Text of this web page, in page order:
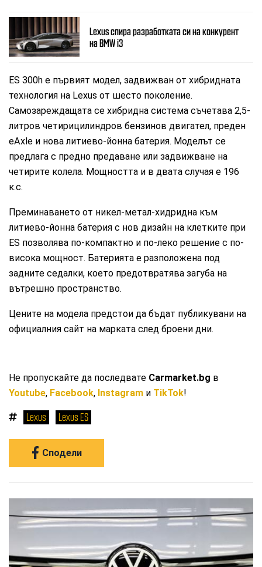
Lexus спира разработката си на конкурент
на BMW i3
ES 300h е първият модел, задвижван от хибридната
технология на Lexus от шесто поколение.
Самозареждащата се хибридна система съчетава 2,5-
литров четирицилиндров бензинов двигател, преден
eAxle и нова литиево-йонна батерия. Моделът се
предлага с предно предаване или задвижване на
четирите колела. Мощността и в двата случая е 196
к.с.
Преминаването от никел-метал-хидридна към
литиево-йонна батерия с нов дизайн на клетките при
ES позволява по-компактно и по-леко решение с по-
висока мощност. Батерията е разположена под
задните седалки, което предотвратява загуба на
вътрешно пространство.
Цените на модела предстои да бъдат публикувани на
официалния сайт на марката след броени дни.
Не пропускайте да последвате Carmarket.bg в
Youtube, Facebook, Instagram и TikTok!
Lexus Lexus ES
Сподели